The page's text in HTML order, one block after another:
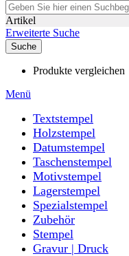
Artikel
Erweiterte Suche
Suche
Produkte vergleichen
Menü
Textstempel
Holzstempel
Datumstempel
Taschenstempel
Motivstempel
Lagerstempel
Spezialstempel
Zubehör
Stempel
Gravur | Druck